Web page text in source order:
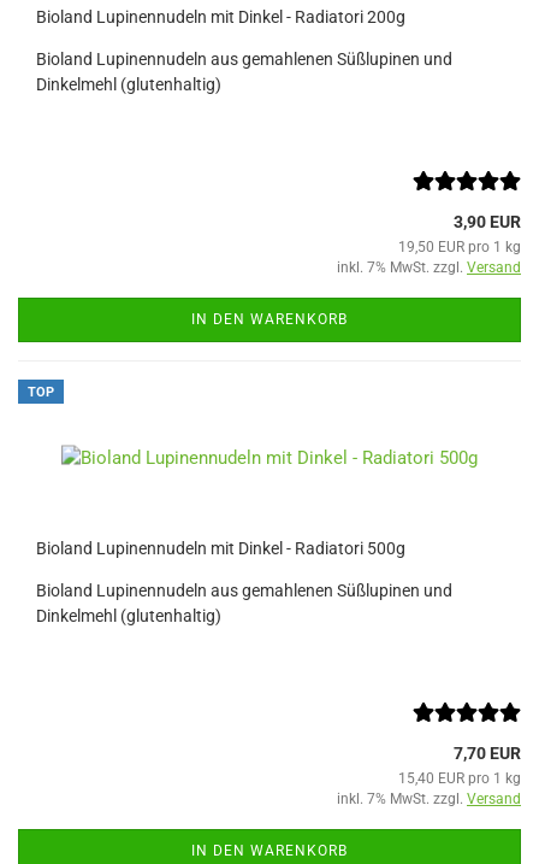
Bioland Lupinennudeln mit Dinkel - Radiatori 200g
Bioland Lupinennudeln aus gemahlenen Süßlupinen und
Dinkelmehl (glutenhaltig)
3,90 EUR
19,50 EUR pro 1 kg
inkl. 7% MwSt. zzgl. Versand
IN DEN WARENKORB
TOP
Bioland Lupinennudeln mit Dinkel - Radiatori 500g
Bioland Lupinennudeln aus gemahlenen Süßlupinen und
Dinkelmehl (glutenhaltig)
7,70 EUR
15,40 EUR pro 1 kg
inkl. 7% MwSt. zzgl. Versand
IN DEN WARENKORB